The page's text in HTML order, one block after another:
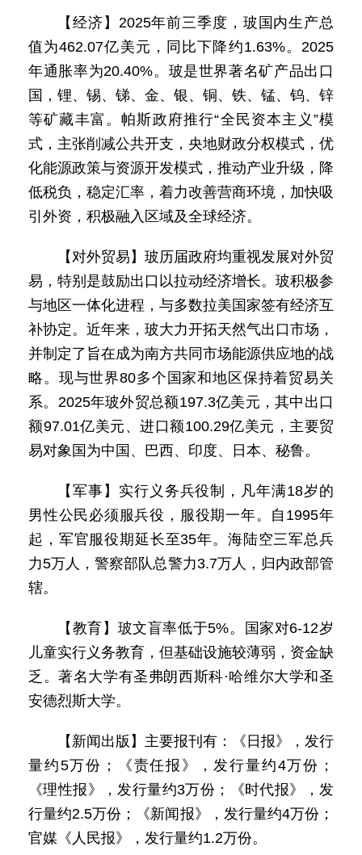
【经济】2025年前三季度，玻国内生产总
值为462.07亿美元，同比下降约1.63%。2025
年通胀率为20.40%。玻是世界著名矿产品出口
国，锂、锡、锑、金、银、铜、铁、锰、钨、锌
等矿藏丰富。帕斯政府推行“全民资本主义”模
式，主张削减公共开支，央地财政分权模式，优
化能源政策与资源开发模式，推动产业升级，降
低税负，稳定汇率，着力改善营商环境，加快吸
引外资，积极融入区域及全球经济。
【对外贸易】玻历届政府均重视发展对外贸
易，特别是鼓励出口以拉动经济增长。玻积极参
与地区一体化进程，与多数拉美国家签有经济互
补协定。近年来，玻大力开拓天然气出口市场，
并制定了旨在成为南方共同市场能源供应地的战
略。现与世界80多个国家和地区保持着贸易关
系。2025年玻外贸总额197.3亿美元，其中出口
额97.01亿美元、进口额100.29亿美元，主要贸
易对象国为中国、巴西、印度、日本、秘鲁。
【军事】实行义务兵役制，凡年满18岁的
男性公民必须服兵役，服役期一年。自1995年
起，军官服役期延长至35年。海陆空三军总兵
力5万人，警察部队总警力3.7万人，归内政部管
辖。
【教育】玻文盲率低于5%。国家对6-12岁
儿童实行义务教育，但基础设施较薄弱，资金缺
乏。著名大学有圣弗朗西斯科·哈维尔大学和圣
安德烈斯大学。
【新闻出版】主要报刊有：《日报》，发行
量约5万份；《责任报》，发行量约4万份；
《理性报》，发行量约3万份；《时代报》，发
行量约2.5万份；《新闻报》，发行量约4万份；
官媒《人民报》，发行量约1.2万份。